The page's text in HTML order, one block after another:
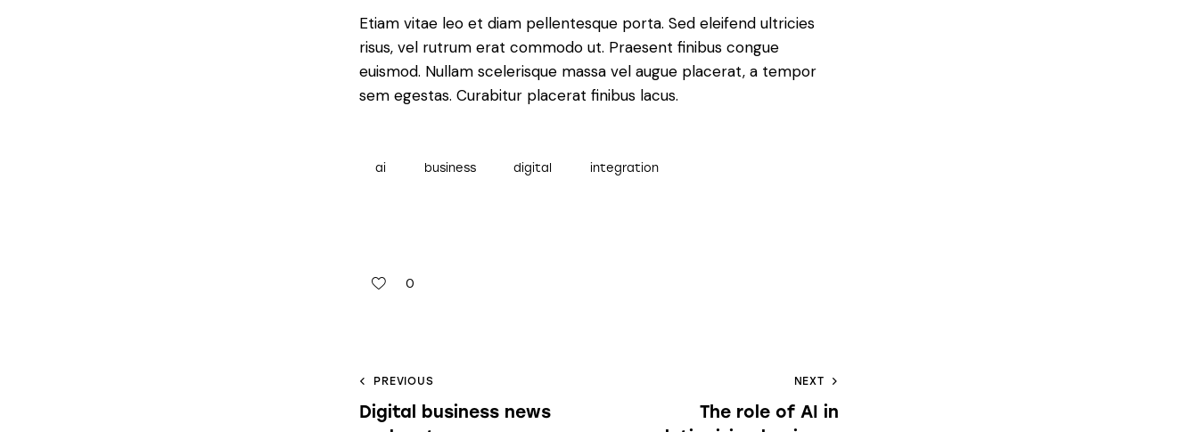
Etiam vitae leo et diam pellentesque porta. Sed eleifend ultricies
risus, vel rutrum erat commodo ut. Praesent finibus congue
euismod. Nullam scelerisque massa vel augue placerat, a tempor
sem egestas. Curabitur placerat finibus lacus.
ai business digital integration
0
PREVIOUS
Digital business news
NEXT
The role of AI in